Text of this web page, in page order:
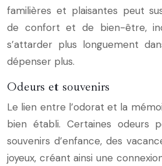
familières et plaisantes peut
de confort et de bien-être,
s’attarder plus longuement
dépenser plus.
Odeurs et souvenirs
Le lien entre l’odorat et la
bien établi. Certaines odeurs
souvenirs d’enfance, des
joyeux, créant ainsi une